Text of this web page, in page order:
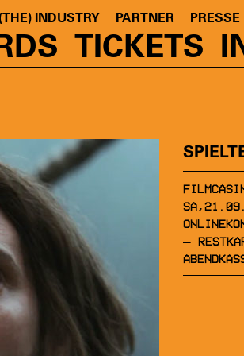
INDUSTRY PARTNER PRESSE
TICKETS
–